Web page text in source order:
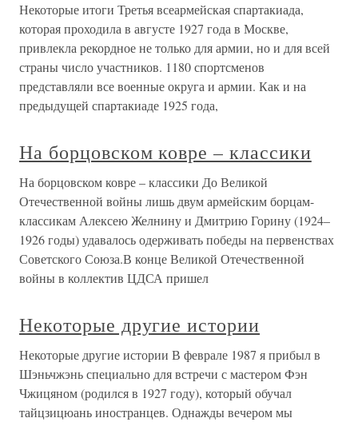
Некоторые итоги Третья всеармейская спартакиада,
которая проходила в августе 1927 года в Москве,
привлекла рекордное не только для армии, но и для всей
страны число участников. 1180 спортсменов
представляли все военные округа и армии. Как и на
предыдущей спартакиаде 1925 года,
На борцовском ковре – классики
На борцовском ковре – классики До Великой
Отечественной войны лишь двум армейским борцам-
классикам Алексею Желнину и Дмитрию Горину (1924–
1926 годы) удавалось одерживать победы на первенствах
Советского Союза.В конце Великой Отечественной
войны в коллектив ЦДСА пришел
Некоторые другие истории
Некоторые другие истории В феврале 1987 я прибыл в
Шэньчжэнь специально для встречи с мастером Фэн
Чжицяном (родился в 1927 году), который обучал
тайцзицюань иностранцев. Однажды вечером мы